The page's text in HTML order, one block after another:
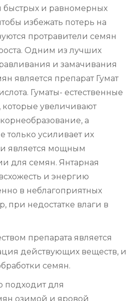
быстрых и равномерных
избежать потерь на
протравители семян
Одним из лучших
и замачивания
является препарат Гумат
Гуматы- естественные
которые увеличивают
а
только усиливает их
является мощным
для семян. Янтарная
и энергию
в неблагоприятных
при недостатке влаги в
препарата является
действующих веществ, и
семян.
подходит для
озимой и яровой